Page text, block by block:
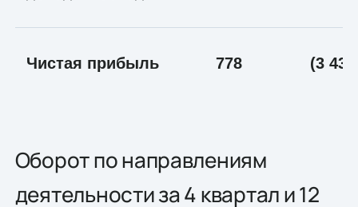
Чистая прибыль 778 (3
Оборот по направлениям
деятельности за 4 квартал и 12